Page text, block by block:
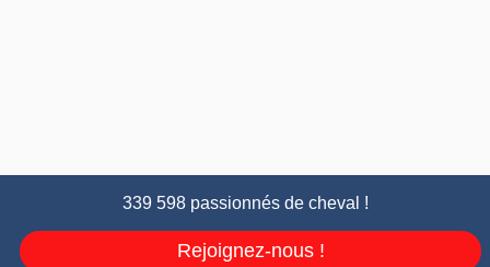
339 598 passionnés de cheval !
Rejoignez-nous !